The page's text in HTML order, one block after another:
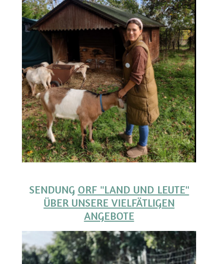
SENDUNG ORF "LAND UND LEUTE"
ÜBER UNSERE VIELFÄTLIGEN
ANGEBOTE